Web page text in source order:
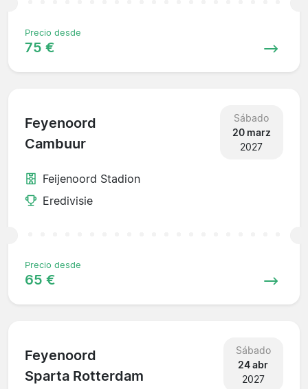
Precio desde
75 €
Feyenoord
Cambuur
Sábado
20 marz
2027
Feijenoord Stadion
Eredivisie
Precio desde
65 €
Feyenoord
Sparta Rotterdam
Sábado
24 abr
2027